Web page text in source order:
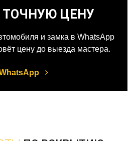
ТОЧНУЮ ЦЕНУ
и замка в WhatsApp
цену до выезда мастера.